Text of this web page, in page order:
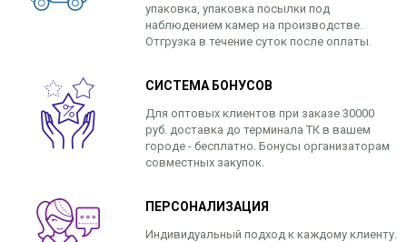
упаковка, упаковка посылки под
наблюдением камер на производстве.
Отгрузка в течение суток после оплаты.
СИСТЕМА БОНУСОВ
Для оптовых клиентов при заказе 30000
руб. доставка до терминала ТК в вашем
городе - бесплатно. Бонусы организаторам
совместных закупок.
ПЕРСОНАЛИЗАЦИЯ
Индивидуальный подход к каждому клиенту.